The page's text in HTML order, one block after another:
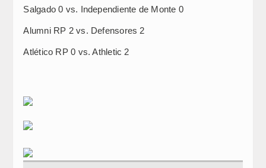
Salgado 0 vs. Independiente de Monte 0
Alumni RP 2 vs. Defensores 2
Atlético RP 0 vs. Athletic 2